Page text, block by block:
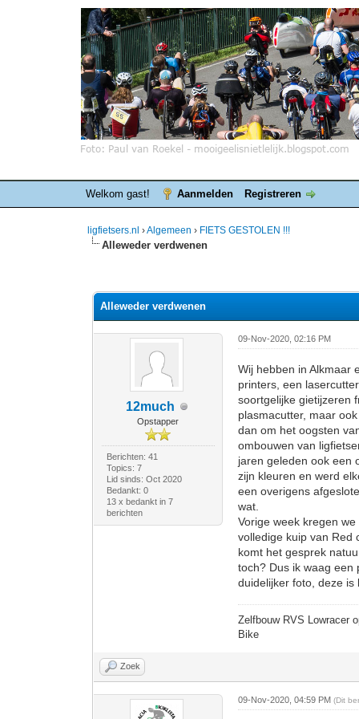
Welkom gast! Aanmelden Registreren
ligfietsers.nl ›Algemeen › FIETS GESTOLEN !!!
Alleweder verdwenen
Alleweder verdwenen
12much
Opstapper
Berichten: 41
Topics: 7
Lid sinds: Oct 2020
Bedankt: 0
13 x bedankt in 7
berichten
09-Nov-2020, 02:16 PM
Wij hebben in Alkmaar
printers, een
soortgelijke gietijzeren
plasmacutter, maar
dan om het oogsten
ombouwen van
jaren geleden ook een
zijn kleuren en werd
een overigens
wat.
Vorige week kregen
volledige kuip van Red
komt het gesprek
toch? Dus ik waag een
duidelijker foto, deze
Zelfbouw RVS Lowracer
Bike
Zoek
09-Nov-2020, 04:59 PM(Dit